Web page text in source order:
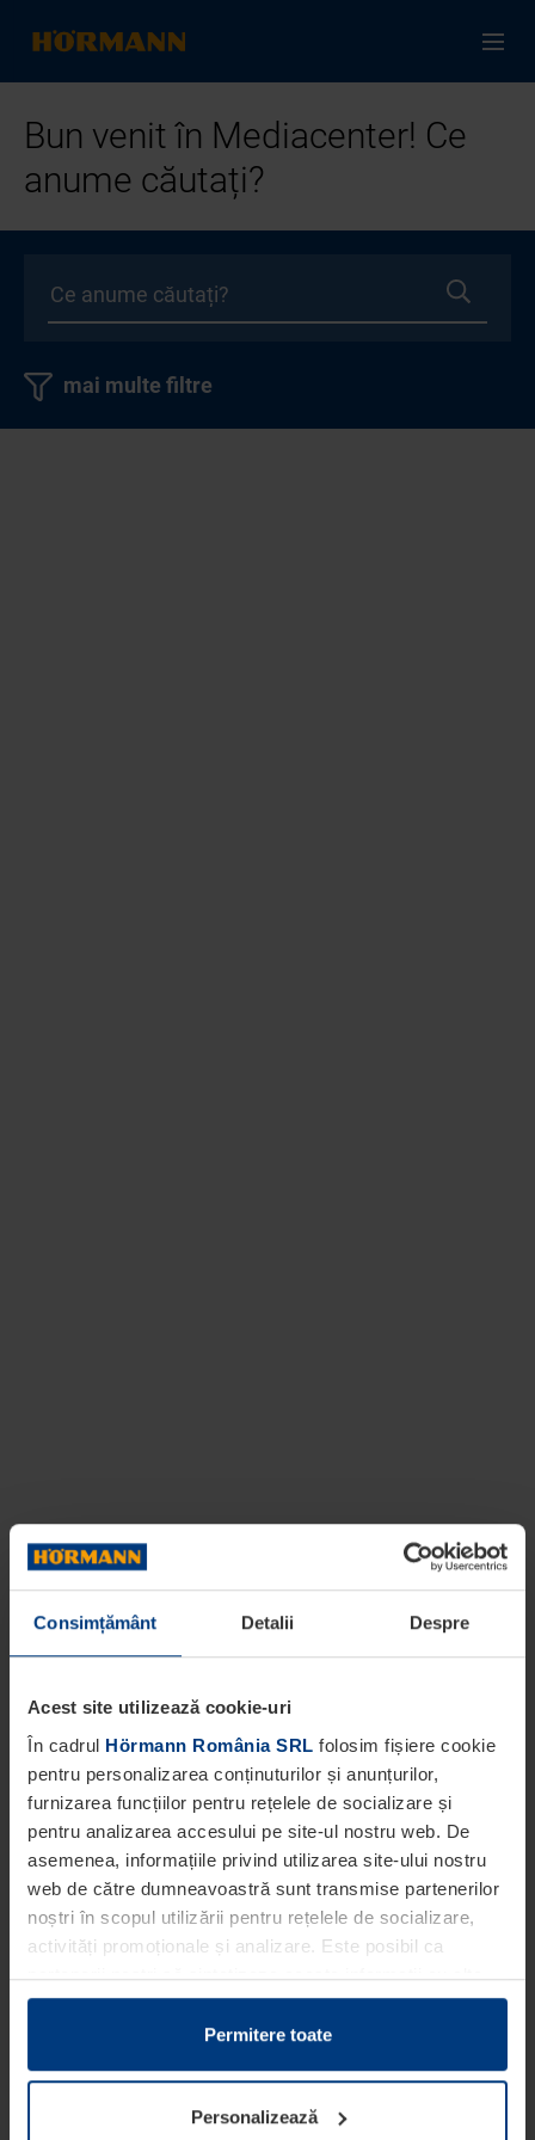
Consimțământ Detalii Despre
Acest site utilizează cookie-uri
În cadrul Hörmann România SRL folosim fișiere cookie
pentru personalizarea conținuturilor și anunțurilor,
furnizarea funcțiilor pentru rețelele de socializare și
pentru analizarea accesului pe site-ul nostru web. De
asemenea, informațiile privind utilizarea site-ului nostru
web de către dumneavoastră sunt transmise partenerilor
noștri în scopul utilizării pentru rețelele de socializare,
activități promoționale și analizare. Este posibil ca
partenerii noștri să sintetizeze aceste informații cu alte
date pe care dumneavoastră le-ați pus la dispoziția
acestora ori care au fost colectate în cadrul utilizării
Din punct de vedere legal, putem stoca fișiere cookie pe
dispozitivul dumneavoastră în cazul în care acestea sunt
Permitere toate
Personalizează
Bun venit în Mediacenter! Ce
anume căutați?
mai multe filtre